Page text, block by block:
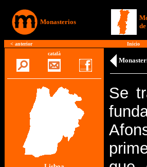
Monasterios
< anterior Inicio
català
Se